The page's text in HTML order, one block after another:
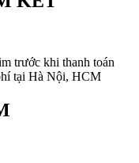
trước khi thanh toán
tại Hà Nội, HCM